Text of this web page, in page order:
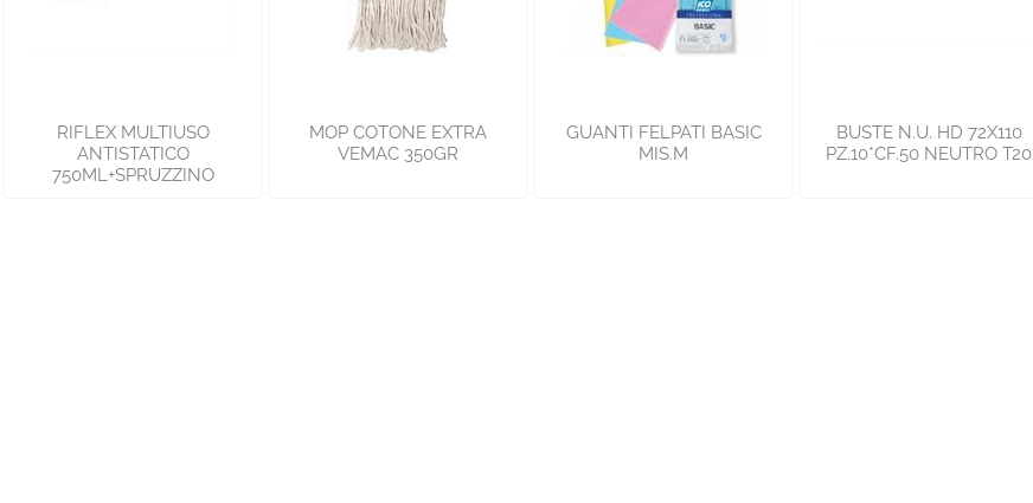
RIFLEX MULTIUSO
ANTISTATICO
750ML+SPRUZZINO
MOP COTONE EXTRA
VEMAC 350GR
GUANTI FELPATI BASIC
MIS.M
BUSTE N.U. HD 72X110
PZ.10*CF.50 NEUTRO T20